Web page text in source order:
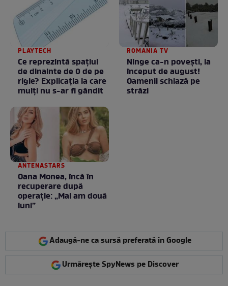
PLAYTECH
Ce reprezintă spaţiul
de dinainte de 0 de pe
rigle? Explicaţia la care
mulţi nu s-ar fi gândit
ROMANIA TV
Ninge ca-n povești, la
început de august!
Oamenii schiază pe
străzi
ANTENASTARS
Oana Monea, încă în
recuperare după
operație: „Mai am două
luni”
Adaugă-ne ca sursă preferată în Google
Urmărește SpyNews pe Discover